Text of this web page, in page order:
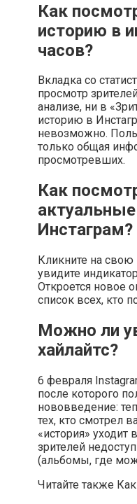
Как
историю в
часов?
Вкладка со
просмотр
анализе, ни в
историю в
невозможно.
только общая
просмотревших.
Как
Инстаграм?
Кликните на
увидите
Откроется новое
список всех, кто
Можно ли
хайлайтс?
6 февраля
после которого
нововведение:
тех, кто смотрел
«история» уходит
зрителей
(альбомы, где
Читайте также